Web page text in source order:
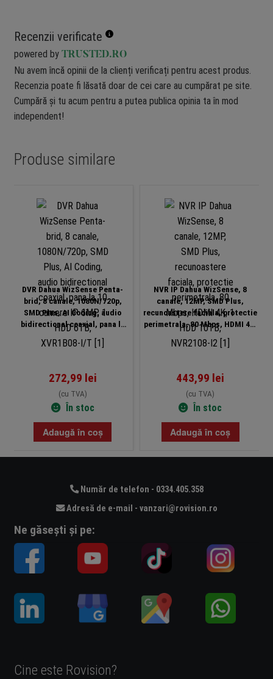
Recenzii verificate
powered by TRUSTED.RO
Nu avem încă opinii de la clienți verificați pentru acest produs.
Recenzia poate fi lăsată doar de cei care au cumpărat pe site.
Cumpără și tu acum pentru a putea publica opinia ta în mod
independent!
Produse similare
DVR Dahua WizSense Penta-
brid, 8 canale, 1080N/720p,
SMD Plus, AI Coding, audio
bidirectional coaxial, pana la
10 camere IP 6MP, 1 HDD 6TB,
XVR1B08-I/T
272,99 lei
(cu TVA)
În stoc
Adaugă în coș
NVR IP Dahua WizSense, 8
canale, 12MP, SMD Plus,
recunoastere faciala, protectie
perimetrala, 80 Mbps, HDMI 4K,
1 HDD 10TB, NVR2108-I2
443,99 lei
(cu TVA)
În stoc
Adaugă în coș
Număr de telefon - 0334.405.358
Adresă de e-mail - vanzari@rovision.ro
Ne găsești și pe:
Cine este Rovision?